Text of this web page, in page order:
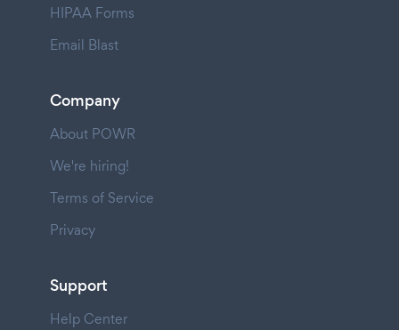
HIPAA Forms
Email Blast
Company
About POWR
We're hiring!
Terms of Service
Privacy
Support
Help Center